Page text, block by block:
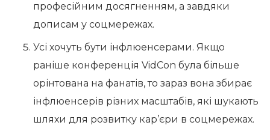
професійним досягненням, а завдяки
дописам у соцмережах.
Усі хочуть бути інфлюенсерами. Якщо
раніше конференція VidCon була більше
орінтована на фанатів, то зараз вона збирає
інфлюенсерів різних масштабів, які шукають
шляхи для розвитку кар’єри в соцмережах.